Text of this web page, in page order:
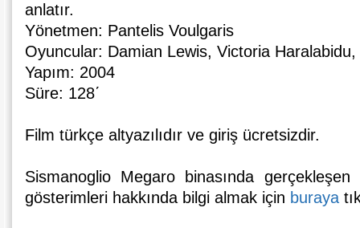
anlatır.
Yönetmen: Pantelis Voulgaris
Oyuncular: Damian Lewis, Victoria
Yapım: 2004
Süre: 128΄
Film türkçe altyazılıdır ve giriş ücretsizdir.
Sismanoglio Megaro binasında
gösterimleri hakkında bilgi almak için buraya